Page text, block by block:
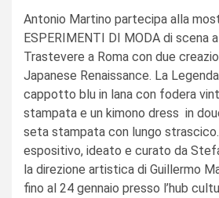
Antonio Martino partecipa alla
ESPERIMENTI DI MODA di scena
Trastevere a Roma con due
Japanese Renaissance. La
cappotto blu in lana con fodera
stampata e un kimono dress in
seta stampata con lungo
espositivo, ideato e curato da
la direzione artistica di Guillermo
fino al 24 gennaio presso l’hub